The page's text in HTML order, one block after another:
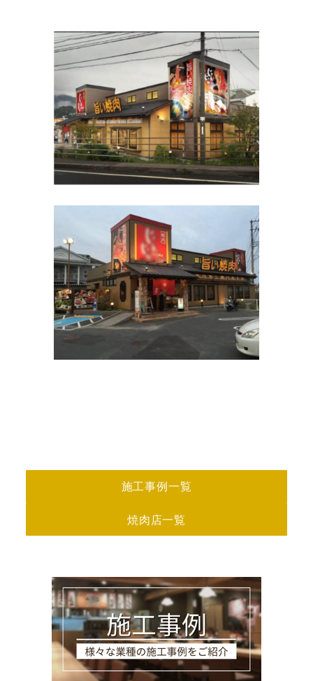
施工事例一覧
焼肉店一覧